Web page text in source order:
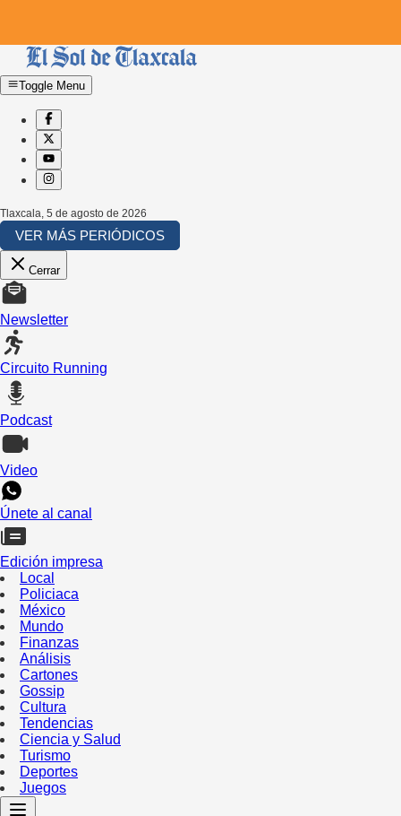
Toggle Menu
Tlaxcala 5 de agosto de 2026
VER MÁS PERIÓDICOS
Cerrar
Newsletter
Circuito Running
Podcast
Video
Únete al canal
Edición impresa
Local
Policiaca
México
Mundo
Finanzas
Análisis
Cartones
Gossip
Cultura
Tendencias
Ciencia y Salud
Turismo
Deportes
Juegos